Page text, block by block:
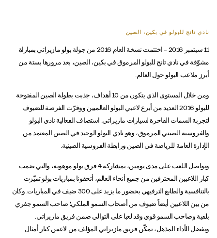
نادي تانج للبولو في بكين، الصين
11 سبتمبر 2016 – اختتمت نسخة العام 2016 من جولة بولو مازيراتي بمباراة
مشوّقة في نادي تانج للبولو المرموق في بكين، الصين، بعد مرورها بستة من
أبرز ملاعب البولو حول العالم.
ومن خلال المستوى الذي يتكون من 10 أهداف، جذبت بطولة الصين المفتوحة
للبولو 2016 العديد من أبرع لاعبي البولو العالميين ووفرّت الفرصة للضيوف
لتجربة السمات الفاخرة لسيارات مازيراتي. استضاف الفعالية نادي البولو
والفروسية الصيني المرموق، وهو نادي البولو الوحيد في الصين المعتمد من
الإدارة العامة للرياضة في الصين ورابطة الفروسية الصينية.
وتواصل اللعب على مدى يومين، بمشاركة 4 فرق بولو موهوبة، والتي ضمت
كبار اللاعبين المحترفين من جميع أنحاء العالم، أتحفونا بمباريات بولو تميّزت
بالتنافسية والطابع الترفيهي بحضور ما يزيد على 300 ضيف في المباريات. وكان
من بين اللاعبين أيضاً ضيوف من أصحاب السمو الملكي؛ صاحب السمو جفري
بلقية وصاحب السمو قوي وقد لعبا على التوالي ضمن فريق مازيراتي.
وبفضل الأداء المذهل، تمكّن فريق مازيراتي المؤلف من لاعبين كبار أمثال